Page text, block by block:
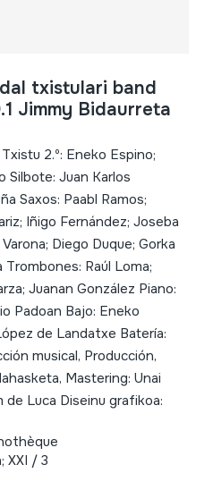
txistulari band
Jimmy Bidaurreta
2.º: Eneko Espino;
Silbote: Juan Karlos
Saxos: Paabl Ramos;
Iñigo Fernández; Joseba
Diego Duque; Gorka
Raúl Loma;
Juanan González Piano:
Padoan Bajo: Eneko
de Landatxe Batería:
musical, Producción,
Mastering: Unai
de Luca Diseinu grafikoa:
XXI / 3